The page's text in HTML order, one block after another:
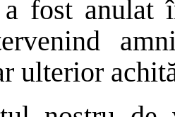
fost anulat
ulterior